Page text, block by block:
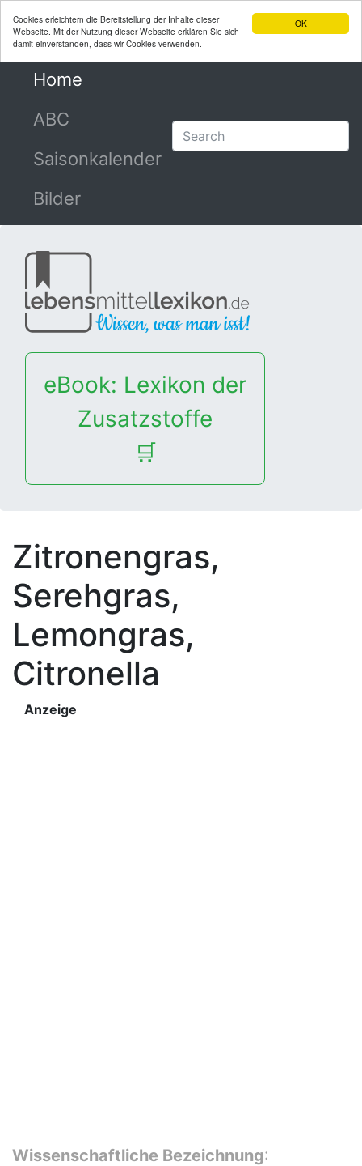
OK
Cookies erleichtern die Bereitstellung der Inhalte dieser
Webseite. Mit der Nutzung dieser Webseite erklären Sie sich
damit einverstanden, dass wir Cookies verwenden.
Home
ABC
Saisonkalender
Bilder
eBook: Lexikon der
Zusatzstoffe
🛒
Zitronengras,
Serehgras,
Lemongras,
Citronella
Anzeige
Wissenschaftliche Bezeichnung: